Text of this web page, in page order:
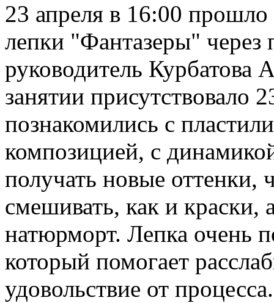
23 апреля в 16:00 прошло
лепки "Фантазеры"
руководитель Курбатова
занятии присутствовало
познакомились с
композицией, с
получать новые оттенки,
смешивать, как и краски,
натюрморт. Лепка очень
который помогает
удовольствие от процесса.